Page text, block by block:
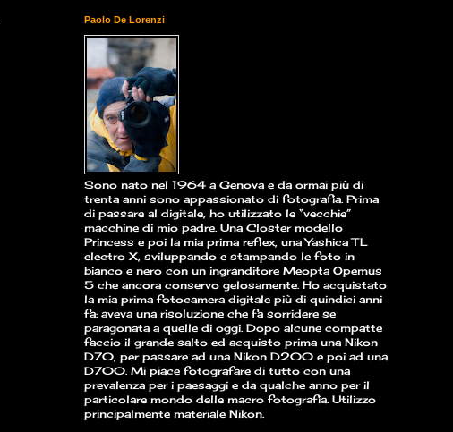
Paolo De Lorenzi
Sono nato nel 1964 a Genova e da ormai più di
trenta anni sono appassionato di fotografia. Prima
di passare al digitale, ho utilizzato le “vecchie”
macchine di mio padre. Una Closter modello
Princess e poi la mia prima reflex, una Yashica TL
electro X, sviluppando e stampando le foto in
bianco e nero con un ingranditore Meopta Opemus
5 che ancora conservo gelosamente. Ho acquistato
la mia prima fotocamera digitale più di quindici anni
fa: aveva una risoluzione che fa sorridere se
paragonata a quelle di oggi. Dopo alcune compatte
faccio il grande salto ed acquisto prima una Nikon
D70, per passare ad una Nikon D200 e poi ad una
D700. Mi piace fotografare di tutto con una
prevalenza per i paesaggi e da qualche anno per il
particolare mondo delle macro fotografia. Utilizzo
principalmente materiale Nikon.